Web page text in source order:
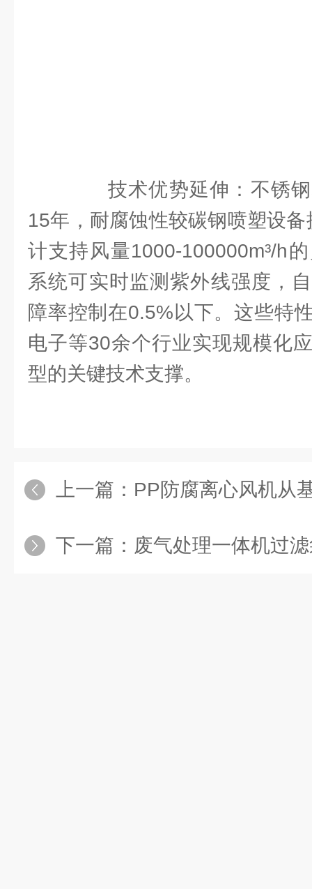
技术优势延伸：不锈钢
15年，耐腐蚀性较碳钢喷塑设
计支持风量1000-100000m³/h
系统可实时监测紫外线强度，
障率控制在0.5%以下。这些特
电子等30余个行业实现规模化
型的关键技术支撑。
上一篇： PP防腐离心风机从基础
下一篇： 废气处理一体机过滤袋更换